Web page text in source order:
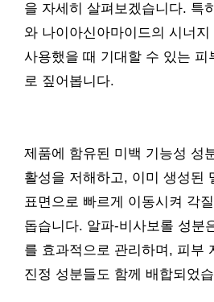
을 자세히 살펴보겠습니다. 특
와 나이아신아마이드의 시너지
사용했을 때 기대할 수 있는 피
로 짚어봅니다.
제품에 함유된 미백 기능성 성
활성을 저해하고, 이미 생성된
표면으로 빠르게 이동시켜 각
돕습니다. 알파-비사보롤 성분
를 효과적으로 관리하며, 피부
진정 성분들도 함께 배합되었